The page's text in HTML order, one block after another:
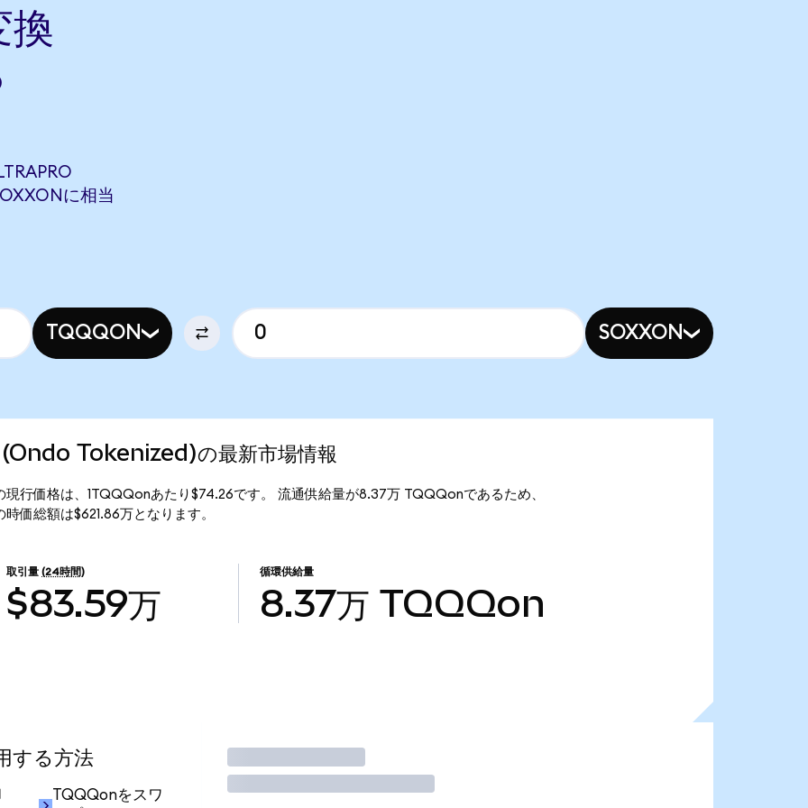
に相当
TQQQON SOXXON
Tokenized)の最新市場情報
行価格は、1TQQQonあたり$74.26です。 流通供給量が8.37万 TQQQonであるため、
価総額は$621.86万となります。
取引量 (24時間)
$83.59万
循環供給量
8.37万 TQQQon
る方法
TQQQonをスワ
取引